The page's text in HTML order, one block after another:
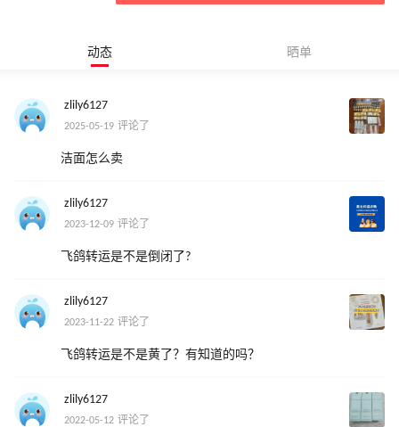
动态 晒单
zlily6127
2025-05-19 评论了
洁面怎么卖
zlily6127
2023-12-09 评论了
飞鸽转运是不是倒闭了?
zlily6127
2023-11-22 评论了
飞鸽转运是不是黄了？有知道的吗？
zlily6127
2022-05-12 评论了